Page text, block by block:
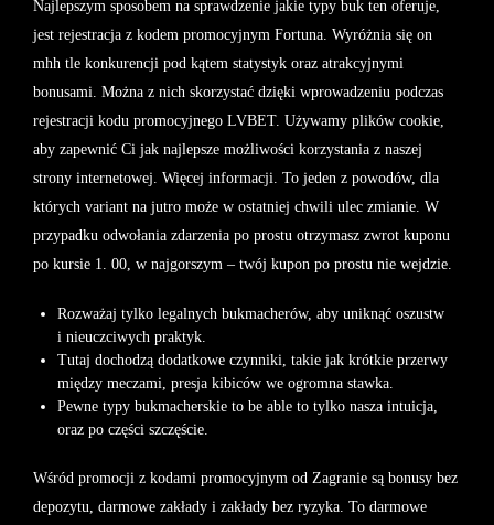
Najlepszym sposobem na sprawdzenie jakie typy buk ten oferuje,
jest rejestracja z kodem promocyjnym Fortuna. Wyróżnia się on
mhh tle konkurencji pod kątem statystyk oraz atrakcyjnymi
bonusami. Można z nich skorzystać dzięki wprowadzeniu podczas
rejestracji kodu promocyjnego LVBET. Używamy plików cookie,
aby zapewnić Ci jak najlepsze możliwości korzystania z naszej
strony internetowej. Więcej informacji. To jeden z powodów, dla
których variant na jutro może w ostatniej chwili ulec zmianie. W
przypadku odwołania zdarzenia po prostu otrzymasz zwrot kuponu
po kursie 1. 00, w najgorszym – twój kupon po prostu nie wejdzie.
Rozważaj tylko legalnych bukmacherów, aby uniknąć oszustw
i nieuczciwych praktyk.
Tutaj dochodzą dodatkowe czynniki, takie jak krótkie przerwy
między meczami, presja kibiców we ogromna stawka.
Pewne typy bukmacherskie to be able to tylko nasza intuicja,
oraz po części szczęście.
Wśród promocji z kodami promocyjnym od Zagranie są bonusy bez
depozytu, darmowe zakłady i zakłady bez ryzyka. To darmowe